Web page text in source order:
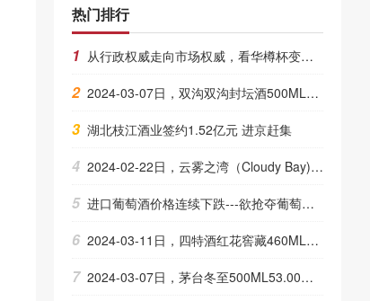
热门排行
1 从行政权威走向市场权威，看华樽杯变与不变的底层逻辑
2 2024-03-07日，双沟双沟封坛酒500ML42.00度酒每瓶的价格是多少呢？
3 湖北枝江酒业签约1.52亿元 进京赶集
4 2024-02-22日，云雾之湾（Cloudy Bay)黑品乐红葡萄酒750ML13.50度酒每瓶的价格是多少呢？
5 进口葡萄酒价格连续下跌---欲抢夺葡萄酒市场
6 2024-03-11日，四特酒红花窖藏460ML52.00度酒每瓶的价格是多少呢？
7 2024-03-07日，茅台冬至500ML53.00度酒每瓶的价格是多少呢？